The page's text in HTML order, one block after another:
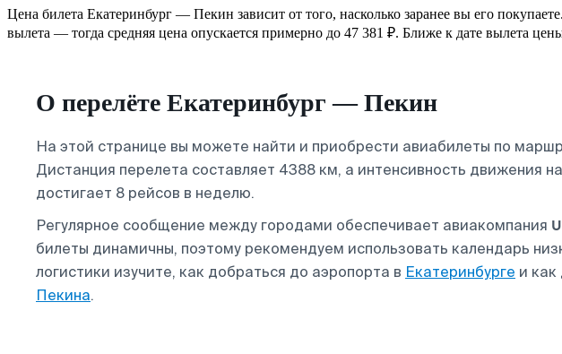
Цена билета Екатеринбург — Пекин зависит от того, насколько заранее вы его
вылета — тогда средняя цена опускается примерно до 47 381 ₽. Ближе к дате вылета
О перелёте Екатеринбург — Пекин
На этой странице вы можете найти и приобрести авиабилеты по
Дистанция перелета составляет 4388 км, а интенсивность движения
достигает 8 рейсов в неделю.
Регулярное сообщение между городами обеспечивает авиакомпания
билеты динамичны, поэтому рекомендуем использовать календарь
логистики изучите, как добраться до аэропорта в Екатеринбурге и как
Пекина.